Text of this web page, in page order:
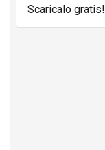
Scaricalo gratis!